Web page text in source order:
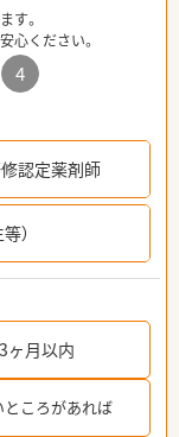
す。
心ください。
4
認定薬剤師
）
3ヶ月以内
ところがあれば